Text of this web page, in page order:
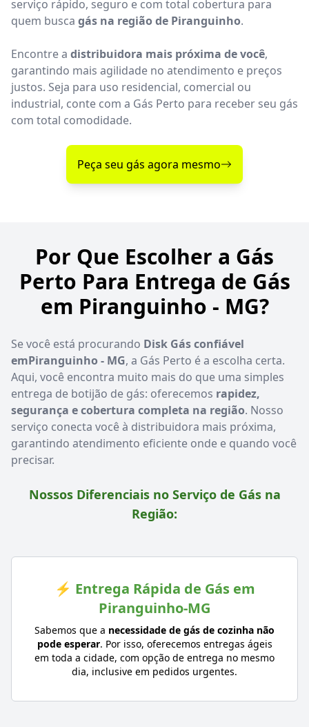
serviço rápido, seguro e com total cobertura para
quem busca gás na região de Piranguinho.
Encontre a distribuidora mais próxima de você,
garantindo mais agilidade no atendimento e preços
justos. Seja para uso residencial, comercial ou
industrial, conte com a Gás Perto para receber seu gás
com total comodidade.
Peça seu gás agora mesmo
Por Que Escolher a Gás
Perto Para Entrega de Gás
em Piranguinho - MG?
Se você está procurando Disk Gás confiável
emPiranguinho - MG, a Gás Perto é a escolha certa.
Aqui, você encontra muito mais do que uma simples
entrega de botijão de gás: oferecemos rapidez,
segurança e cobertura completa na região. Nosso
serviço conecta você à distribuidora mais próxima,
garantindo atendimento eficiente onde e quando você
precisar.
Nossos Diferenciais no Serviço de Gás na
Região:
⚡ Entrega Rápida de Gás em
Piranguinho-MG
Sabemos que a necessidade de gás de cozinha não
pode esperar. Por isso, oferecemos entregas ágeis
em toda a cidade, com opção de entrega no mesmo
dia, inclusive em pedidos urgentes.